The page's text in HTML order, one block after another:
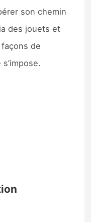
son chemin
des jouets et
de